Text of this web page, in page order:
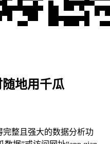
地用千瓜
整且强大的数据分析功